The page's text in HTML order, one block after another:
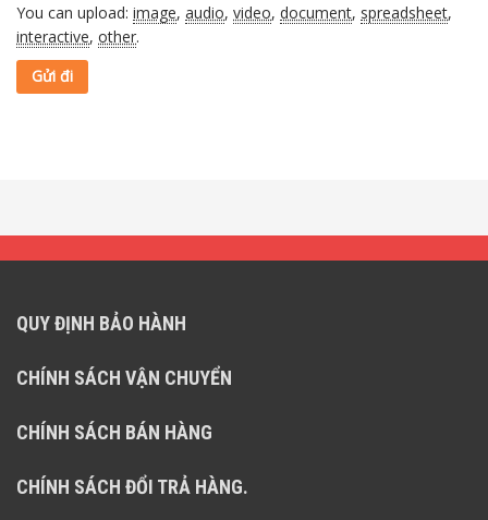
You can upload: image, audio, video, document, spreadsheet,
interactive, other.
QUY ĐỊNH BẢO HÀNH
CHÍNH SÁCH VẬN CHUYỂN
CHÍNH SÁCH BÁN HÀNG
CHÍNH SÁCH ĐỔI TRẢ HÀNG.